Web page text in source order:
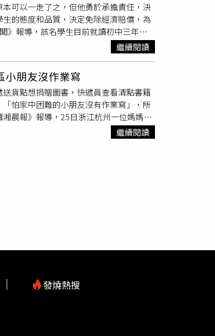
可以一走了之，但他勇於承擔責任，決
的態度和品質，決定免除經濟賠償，為
》報導，該名學生目前就讀初中三年
一道長長的刮痕，於是他主動寫小紙條
選擇承認錯誤，十分讚賞孩子的態度和
責任的，兩全其美的一個方法。」結果
覺現在學生素質都蠻高的，很暖心。」
孩子、好車主，為你們點讚」、「教育
雙點讚」。
繼續閱讀
朋友沒作業寫
貨點想捐贈圖書，快遞員查看清點書籍
怕家中困難的小朋友沒有作業寫」，所
晨報》報導，25日浙江杭州一位媽媽帶
包過程中，意外發現裡邊有幾本暑假作
可見，女童身穿白色公主裙一蹦一跳地
繼續閱讀
發燒熱搜